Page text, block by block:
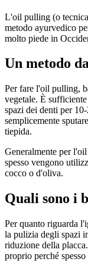
L'oil pulling (o
metodo ayurvedico
molto piede in
Un metodo
Per fare l'oil pulling,
vegetale. È
spazi dei denti per
semplicemente
tiepida.
Generalmente per
spesso vengono
cocco o d'oliva.
Quali sono i
Per quanto riguarda
la pulizia degli spazi
riduzione della
proprio perché spesso